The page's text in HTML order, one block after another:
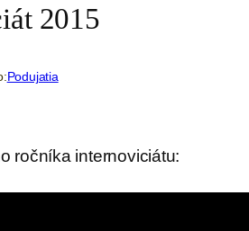
2015
Podujatia
ročníka internoviciátu: